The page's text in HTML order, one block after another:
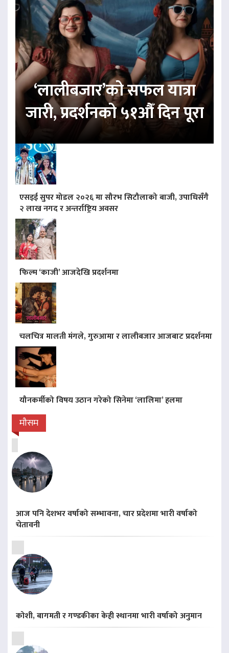
‘लालीबजार’को सफल यात्रा
जारी, प्रदर्शनको ५१औँ दिन पूरा
एसइई सुपर मोडल २०२६ मा सौरभ सिटौलाको बाजी, उपाधिसँगै
२ लाख नगद र अन्तर्राष्ट्रिय अवसर
फिल्म ‘काजी’ आजदेखि प्रदर्शनमा
चलचित्र मालती मंगले, गुरुआमा र लालीबजार आजबाट प्रदर्शनमा
यौनकर्मीको विषय उठान गरेको सिनेमा ‘लालिमा’ हलमा
मौसम
आज पनि देशभर वर्षाको सम्भावना, चार प्रदेशमा भारी वर्षाको
चेतावनी
कोशी, बागमती र गण्डकीका केही स्थानमा भारी वर्षाको अनुमान